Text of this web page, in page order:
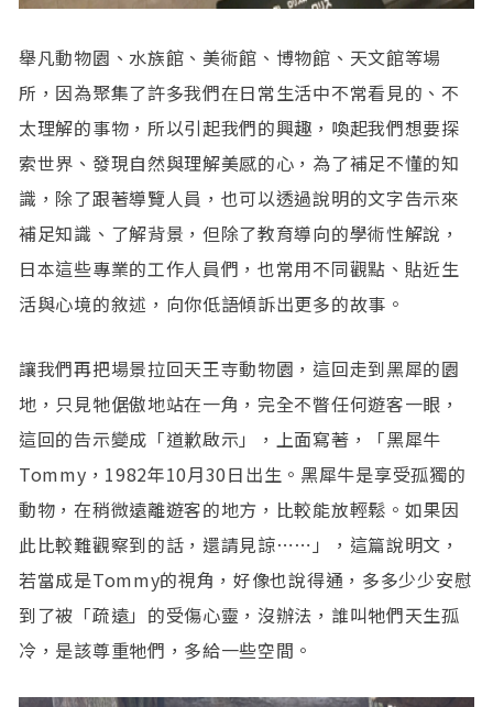
舉凡動物園、水族館、美術館、博物館、天文館等場
所，因為聚集了許多我們在日常生活中不常看見的、不
太理解的事物，所以引起我們的興趣，喚起我們想要探
索世界、發現自然與理解美感的心，為了補足不懂的知
識，除了跟著導覽人員，也可以透過說明的文字告示來
補足知識、了解背景，但除了教育導向的學術性解說，
日本這些專業的工作人員們，也常用不同觀點、貼近生
活與心境的敘述，向你低語傾訴出更多的故事。
讓我們再把場景拉回天王寺動物園，這回走到黑犀的園
地，只見牠倨傲地站在一角，完全不瞥任何遊客一眼，
這回的告示變成「道歉啟示」，上面寫著，「黑犀牛
Tommy，1982年10月30日出生。黑犀牛是享受孤獨的
動物，在稍微遠離遊客的地方，比較能放輕鬆。如果因
此比較難觀察到的話，還請見諒⋯⋯」，這篇說明文，
若當成是Tommy的視角，好像也說得通，多多少少安慰
到了被「疏遠」的受傷心靈，沒辦法，誰叫牠們天生孤
冷，是該尊重牠們，多給一些空間。